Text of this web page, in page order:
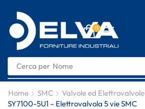
0
Cerca per Nome
Home SMC
Valvole ed Elettrovalvole
SY7100-5U1 – Elettrovalvola 5 vie SMC